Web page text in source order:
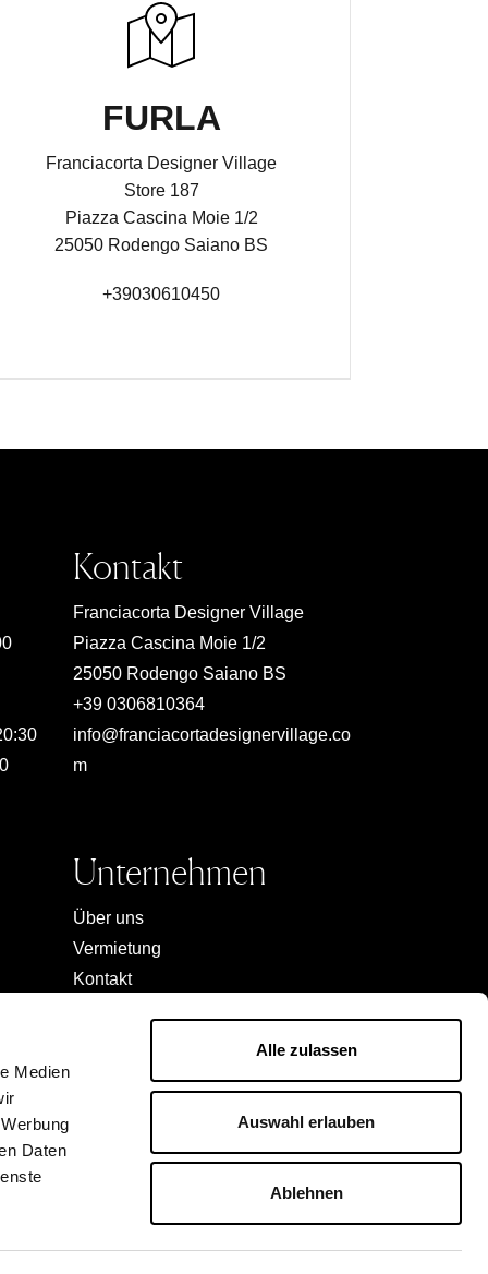
Medien
Daten
Alle zulassen
Auswahl erlauben
Ablehnen
FURLA
Franciacorta Designer Village
Store 187
Piazza Cascina Moie 1/2
25050 Rodengo Saiano BS
+39030610450
Kontakt
Franciacorta Designer Village
Piazza Cascina Moie 1/2
25050 Rodengo Saiano BS
+39 0306810364
info@franciacortadesignervillage.co
m
Unternehmen
Über uns
Vermietung
Kontakt
*gegenüber der unverbindlichen
Preisempfehlung des Herstellers. Der
Outletpreis ist der Referenzpreis. Solange der